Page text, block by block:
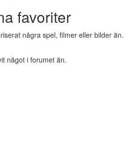
favoriter
några spel, filmer eller bilder än.
något i forumet än.